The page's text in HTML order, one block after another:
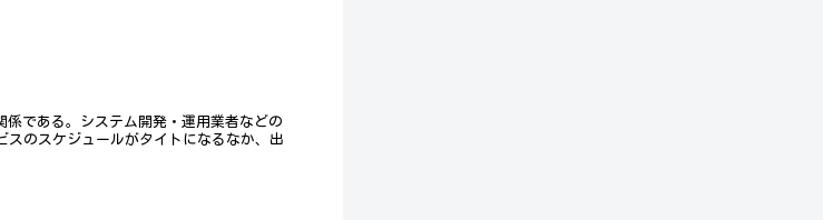
係である。システム開発・運用業者などの
のスケジュールがタイトになるなか、出